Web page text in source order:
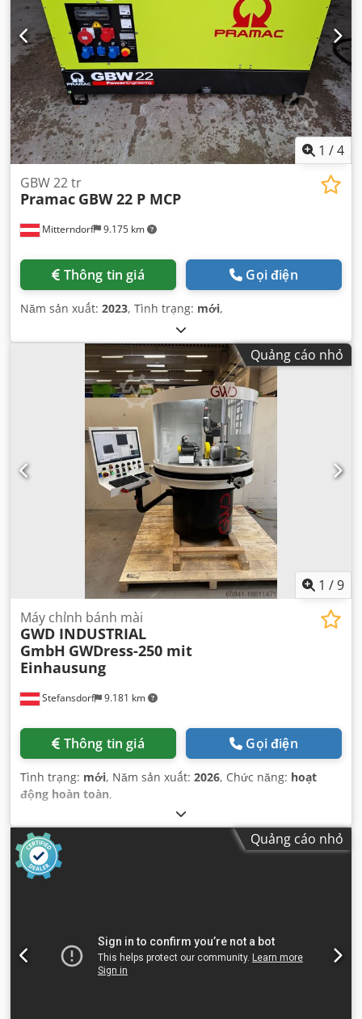
1 /4
Mitterndorf 9.175 km
GBW 22 tr
Pramac GBW 22 P MCP
Thông tin giá Gọi điện
Năm sản xuất: 2023, Tình trạng: mới,
Quảng cáo nhỏ
1 /9
Stefansdorf 9.181 km
Máy chỉnh bánh mài
GWD INDUSTRIAL
GmbH GWDress-250 mit
Einhausung
Thông tin giá Gọi điện
Tình trạng: mới, Năm sản xuất: 2026, Chức năng: hoạt
động hoàn toàn,
Quảng cáo nhỏ